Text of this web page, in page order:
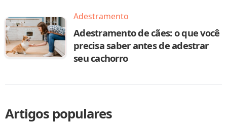
Adestramento
Adestramento de cães: o que você
precisa saber antes de adestrar
seu cachorro
Artigos populares